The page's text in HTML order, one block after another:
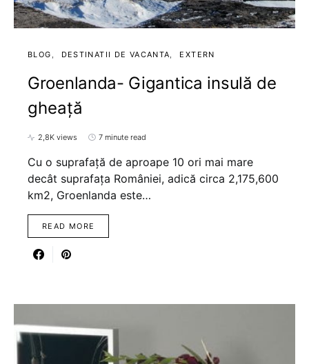
BLOG DESTINATII DE VACANTA EXTERN
Groenlanda- Gigantica insulă de
gheață
2,8K views 7 minute read
Cu o suprafață de aproape 10 ori mai mare
decât suprafața României, adică circa 2,175,600
km2, Groenlanda este…
READ MORE